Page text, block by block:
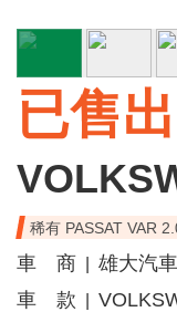
已售出
稀有 PASSAT VAR
車 商
雄大汽車
車 款